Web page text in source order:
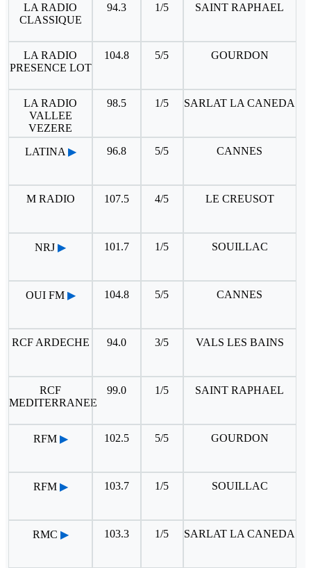
LA RADIO
CLASSIQUE
94.3 1/5 SAINT RAPHAEL
LA RADIO
PRESENCE LOT
104.8 5/5 GOURDON
LA RADIO
VALLEE
VEZERE
98.5 1/5 SARLAT LA CANEDA
LATINA ▶ 96.8 5/5 CANNES
M RADIO 107.5 4/5 LE CREUSOT
NRJ ▶ 101.7 1/5 SOUILLAC
OUI FM ▶ 104.8 5/5 CANNES
RCF ARDECHE 94.0 3/5 VALS LES BAINS
RCF
MEDITERRANEE
99.0 1/5 SAINT RAPHAEL
RFM ▶ 102.5 5/5 GOURDON
RFM ▶ 103.7 1/5 SOUILLAC
RMC ▶ 103.3 1/5 SARLAT LA CANEDA